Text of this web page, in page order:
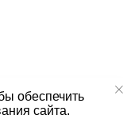
обеспечить
сайта.